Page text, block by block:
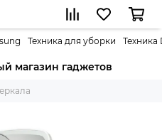
Техника для уборки Техника
магазин гаджетов